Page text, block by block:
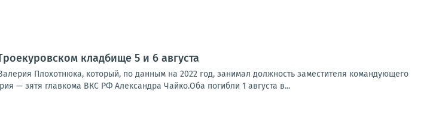
кладбище 5 и 6 августа
Плохотнюка, который, по данным на 2022 год, занимал должность заместителя командующего
— зятя главкома ВКС РФ Александра Чайко.Оба погибли 1 августа в...